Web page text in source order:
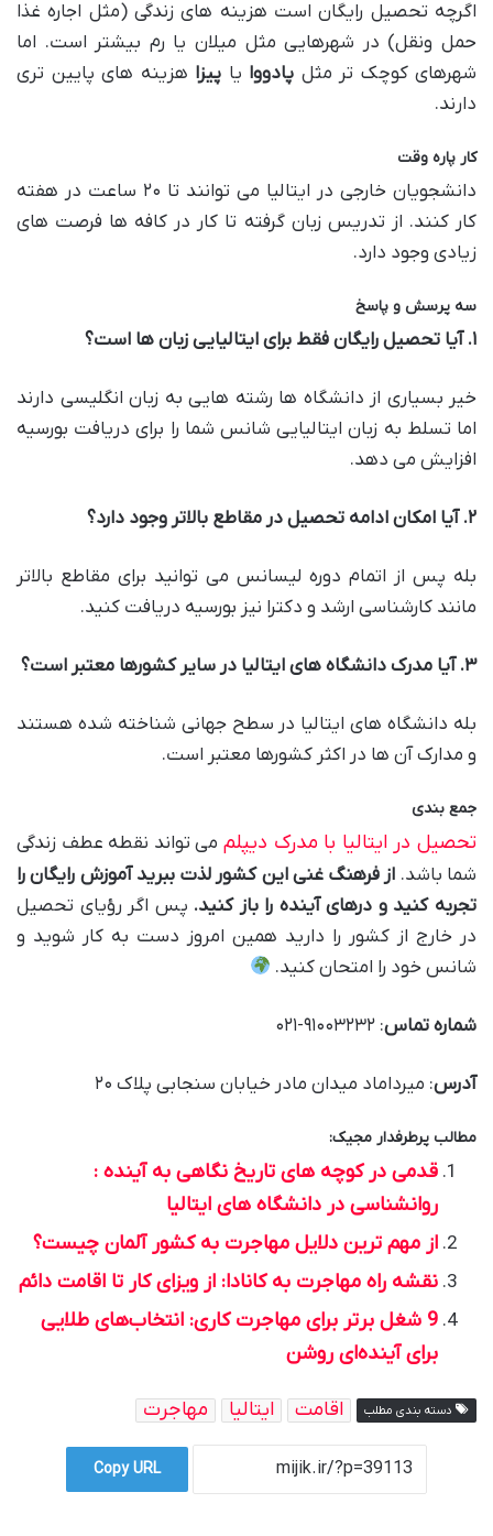
اگرچه تحصیل رایگان است هزینه های زندگی (مثل اجاره غذا
حمل ونقل) در شهرهایی مثل میلان یا رم بیشتر است. اما
شهرهای کوچک تر مثل پادووا یا پیزا هزینه های پایین تری
دارند.
کار پاره وقت
دانشجویان خارجی در ایتالیا می توانند تا ۲۰ ساعت در هفته
کار کنند. از تدریس زبان گرفته تا کار در کافه ها فرصت های
زیادی وجود دارد.
سه پرسش و پاسخ
۱.آیا تحصیل رایگان فقط برای ایتالیایی زبان ها است؟
خیر بسیاری از دانشگاه ها رشته هایی به زبان انگلیسی دارند
اما تسلط به زبان ایتالیایی شانس شما را برای دریافت بورسیه
افزایش می دهد.
۲.آیا امکان ادامه تحصیل در مقاطع بالاتر وجود دارد؟
بله پس از اتمام دوره لیسانس می توانید برای مقاطع بالاتر
مانند کارشناسی ارشد و دکترا نیز بورسیه دریافت کنید.
۳.آیا مدرک دانشگاه های ایتالیا در سایر کشورها معتبر است؟
بله دانشگاه های ایتالیا در سطح جهانی شناخته شده هستند
و مدارک آن ها در اکثر کشورها معتبر است.
جمع بندی
تحصیل در ایتالیا با مدرک دیپلم می تواند نقطه عطف زندگی
شما باشد. از فرهنگ غنی این کشور لذت ببرید آموزش رایگان را
تجربه کنید و درهای آینده را باز کنید. پس اگر رؤیای تحصیل
در خارج از کشور را دارید همین امروز دست به کار شوید و
شانس خود را امتحان کنید.
شماره تماس: ۹۱۰۰۳۲۳۲-۰۲۱
آدرس: میرداماد میدان مادر خیابان سنجابی پلاک ۲۰
مطالب پرطرفدار مجیک:
قدمی در کوچه های تاریخ نگاهی به آینده :
روانشناسی در دانشگاه های ایتالیا
از مهم ترین دلایل مهاجرت به کشور آلمان چیست؟
نقشه راه مهاجرت به کانادا: از ویزای کار تا اقامت دائم
9 شغل برتر برای مهاجرت کاری: انتخاب‌های طلایی
برای آینده‌ای روشن
دسته بندی مطلب اقامت ایتالیا مهاجرت
Copy URL